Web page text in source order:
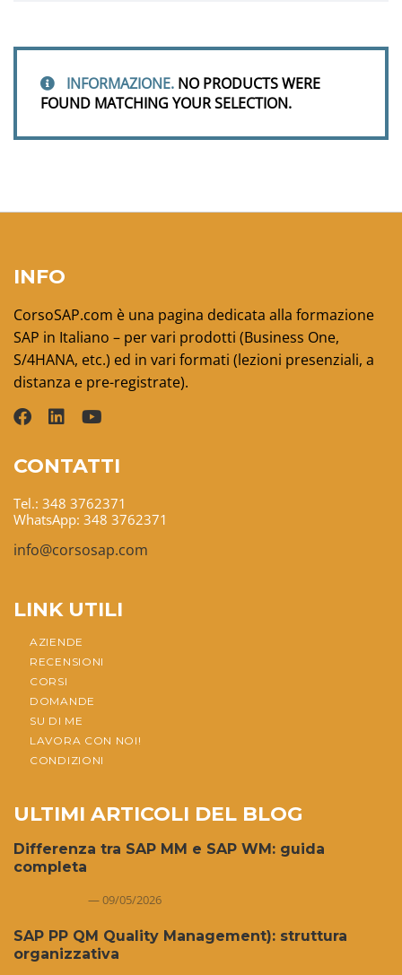
INFORMAZIONE. NO PRODUCTS WERE
FOUND MATCHING YOUR SELECTION.
INFO
CorsoSAP.com è una pagina dedicata alla formazione
SAP in Italiano – per vari prodotti (Business One,
S/4HANA, etc.) ed in vari formati (lezioni presenziali, a
distanza e pre-registrate).
CONTATTI
Tel.: 348 3762371
WhatsApp: 348 3762371
info@corsosap.com
LINK UTILI
AZIENDE
RECENSIONI
CORSI
DOMANDE
SU DI ME
LAVORA CON NOI!
CONDIZIONI
ULTIMI ARTICOLI DEL BLOG
Differenza tra SAP MM e SAP WM: guida
completa
09/05/2026
SAP PP QM Quality Management): struttura
organizzativa